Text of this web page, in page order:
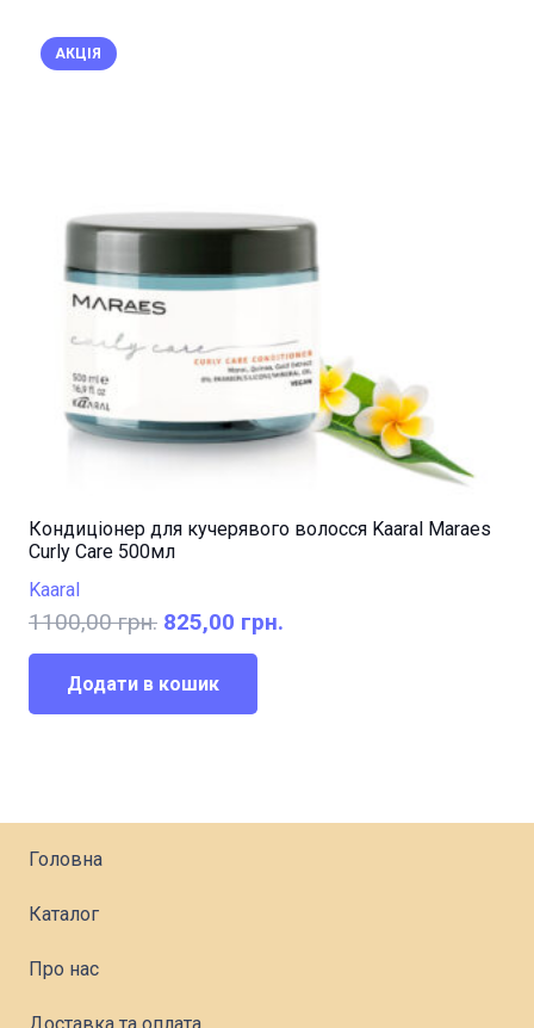
АКЦІЯ
Кондиціонер для кучерявого волосся Kaaral Maraes
Curly Care 500мл
Kaaral
1100,00грн. Оригінальна
ціна:
1100,00 грн..
825,00 грн.
Додати в кошик
Головна
Каталог
Про нас